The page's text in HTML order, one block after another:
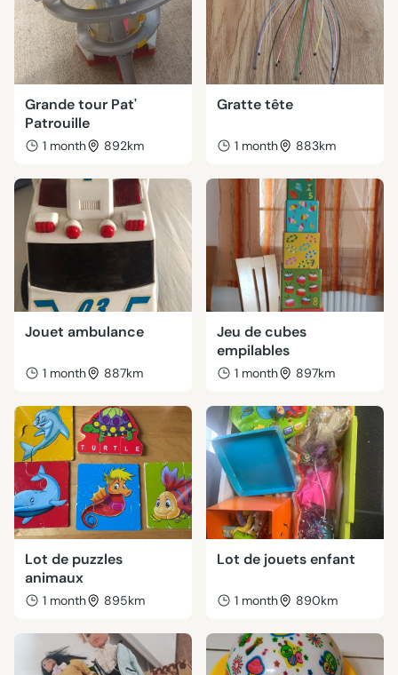
Grande tour Pat'
Patrouille
1 month 892km
Gratte tête
1 month 883km
Jouet ambulance
1 month 887km
Jeu de cubes
empilables
1 month 897km
Lot de puzzles
animaux
1 month 895km
Lot de jouets enfant
1 month 890km